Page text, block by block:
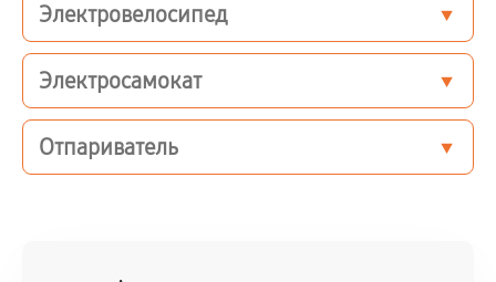
Электровелосипед
Электросамокат
Отпариватель